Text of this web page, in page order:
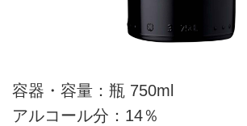
容器・容量：瓶 750ml
アルコール分：14％